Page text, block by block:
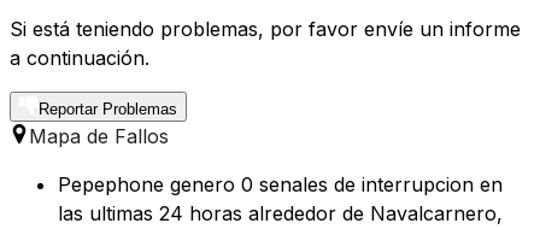
Si está teniendo problemas, por favor envíe un informe
a continuación.
Reportar Problemas
Mapa de Fallos
Pepephone genero 0 senales de interrupcion en
las ultimas 24 horas alrededor de Navalcarnero,